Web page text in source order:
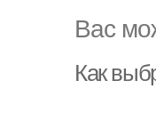
Вас
Как